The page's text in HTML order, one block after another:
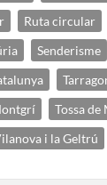
Ruta circular
Senderisme
Tossa de
i la Geltrú